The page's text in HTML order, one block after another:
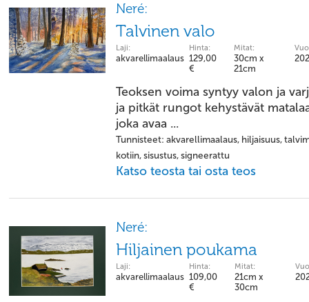
Neré:
Talvinen valo
Laji:
akvarellimaalaus
Hinta:
129,00
€
Mitat:
30cm x
21cm
Teoksen voima syntyy valon ja
ja pitkät rungot kehystävät
joka avaa ...
Tunnisteet: akvarellimaalaus, hiljaisuus,
kotiin, sisustus, signeerattu
Katso teosta tai osta teos
Neré:
Hiljainen poukama
Laji:
akvarellimaalaus
Hinta:
109,00
€
Mitat:
21cm x
30cm